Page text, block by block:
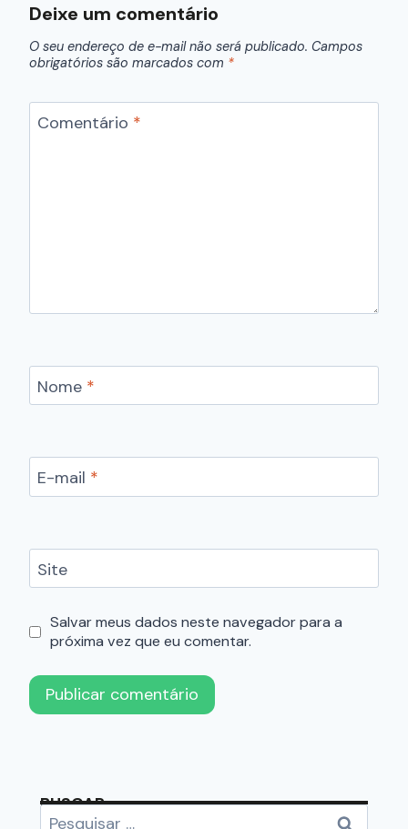
Deixe um comentário
O seu endereço de e-mail não será publicado. Campos
obrigatórios são marcados com *
Comentário *
Nome *
E-mail *
Site
Salvar meus dados neste navegador para a
próxima vez que eu comentar.
BUSCAR